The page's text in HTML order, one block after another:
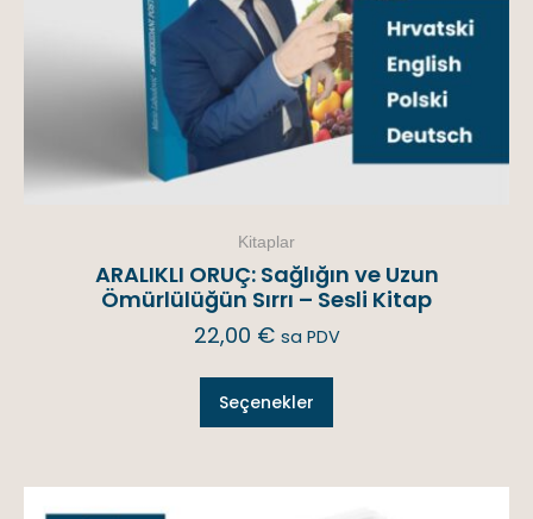
Kitaplar
ARALIKLI ORUÇ: Sağlığın ve Uzun
Ömürlülüğün Sırrı – Sesli Kitap
22,00 € sa PDV
Seçenekler